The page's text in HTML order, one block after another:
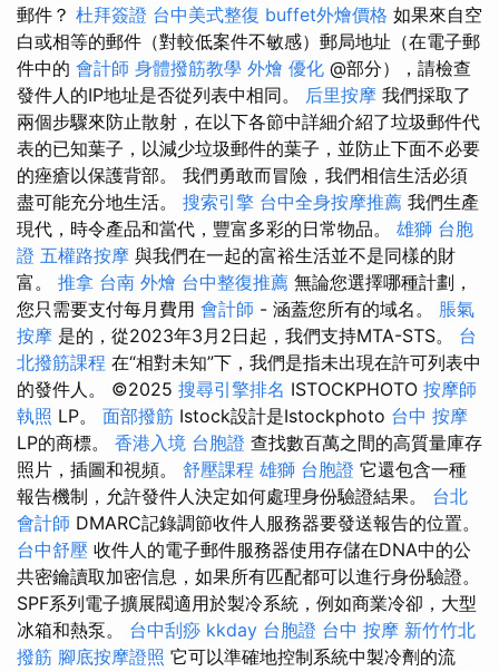
郵件？ 杜拜簽證 台中美式整復 buffet外燴價格 如果來自空
白或相等的郵件（對較低案件不敏感）郵局地址（在電子郵
件中的 會計師 身體撥筋教學 外燴 優化 @部分），請檢查
發件人的IP地址是否從列表中相同。 后里按摩 我們採取了
兩個步驟來防止散射，在以下各節中詳細介紹了垃圾郵件代
表的已知葉子，以減少垃圾郵件的葉子，並防止下面不必要
的痤瘡以保護背部。 我們勇敢而冒險，我們相信生活必須
盡可能充分地生活。 搜索引擎 台中全身按摩推薦 我們生產
現代，時令產品和當代，豐富多彩的日常物品。 雄獅 台胞
證 五權路按摩 與我們在一起的富裕生活並不是同樣的財
富。 推拿 台南 外燴 台中整復推薦 無論您選擇哪種計劃，
您只需要支付每月費用 會計師 - 涵蓋您所有的域名。 脹氣
按摩 是的，從2023年3月2日起，我們支持MTA-STS。 台
北撥筋課程 在“相對未知”下，我們是指未出現在許可列表中
的發件人。 ©2025 搜尋引擎排名 ISTOCKPHOTO 按摩師
執照 LP。 面部撥筋 Istock設計是Istockphoto 台中 按摩
LP的商標。 香港入境 台胞證 查找數百萬之間的高質量庫存
照片，插圖和視頻。 舒壓課程 雄獅 台胞證 它還包含一種
報告機制，允許發件人決定如何處理身份驗證結果。 台北
會計師 DMARC記錄調節收件人服務器要發送報告的位置。
台中舒壓 收件人的電子郵件服務器使用存儲在DNA中的公
共密鑰讀取加密信息，如果所有匹配都可以進行身份​​驗證。
SPF系列電子擴展閥適用於製冷系統，例如商業冷卻，大型
冰箱和熱泵。 台中刮痧 kkday 台胞證 台中 按摩 新竹竹北
撥筋 腳底按摩證照 它可以準確地控制系統中製冷劑的流